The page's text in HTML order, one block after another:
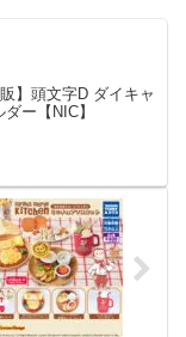
】頭文字D ダイキャ
ー【NIC】